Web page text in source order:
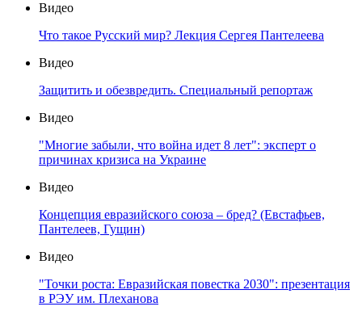
Видео
Что такое Русский мир? Лекция Сергея Пантелеева
Видео
Защитить и обезвредить. Специальный репортаж
Видео
"Многие забыли, что война идет 8 лет": эксперт о
причинах кризиса на Украине
Видео
Концепция евразийского союза – бред? (Евстафьев,
Пантелеев, Гущин)
Видео
"Точки роста: Евразийская повестка 2030": презентация
в РЭУ им. Плеханова